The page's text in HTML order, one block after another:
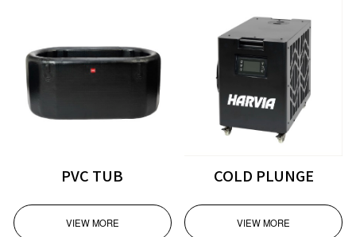
PVC TUB
VIEW MORE
COLD PLUNGE
VIEW MORE